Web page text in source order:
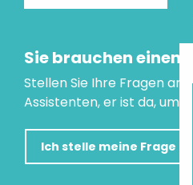
Sie brauchen einen
Stellen Sie Ihre Fragen an
Assistenten, er ist da, um
Ich stelle meine Frage